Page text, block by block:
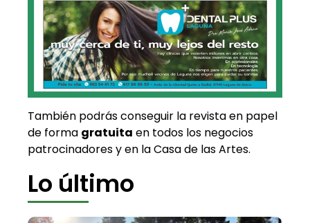
También podrás conseguir la revista en papel
de forma gratuita en todos los negocios
patrocinadores y en la Casa de las Artes.
Lo último